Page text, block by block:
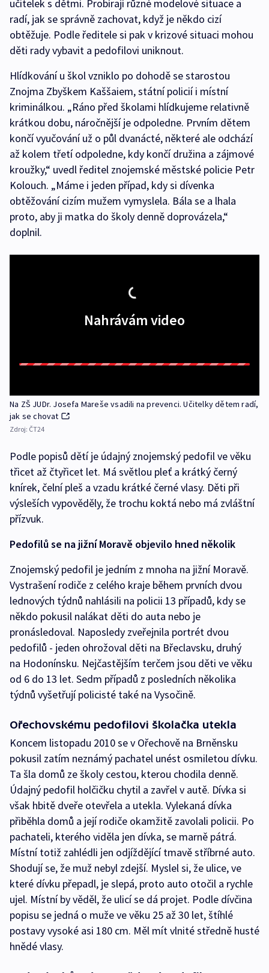
učitelek s dětmi. Probírají různé modelové situace a
radí, jak se správně zachovat, když je někdo cizí
obtěžuje. Podle ředitele si pak v krizové situaci mohou
děti rady vybavit a pedofilovi uniknout.
Hlídkování u škol vzniklo po dohodě se starostou
Znojma Zbyškem Kaššaiem, státní policií i místní
kriminálkou. „Ráno před školami hlídkujeme relativně
krátkou dobu, náročnější je odpoledne. Prvním dětem
končí vyučování už o půl dvanácté, některé ale odchází
až kolem třetí odpoledne, kdy končí družina a zájmové
kroužky,“ uvedl ředitel znojemské městské policie Petr
Kolouch. „Máme i jeden případ, kdy si dívenka
obtěžování cizím mužem vymyslela. Bála se a lhala
proto, aby ji matka do školy denně doprovázela,“
doplnil.
Nahrávám video
Na ZŠ JUDr. Josefa Mareše vsadili na prevenci. Učitelky dětem radí,
jak se chovat
Zdroj: ČT24
Podle popisů dětí je údajný znojemský pedofil ve věku
třicet až čtyřicet let. Má světlou pleť a krátký černý
knírek, čelní pleš a vzadu krátké černé vlasy. Děti při
výsleších vypověděly, že trochu koktá nebo má zvláštní
přízvuk.
Pedofilů se na jižní Moravě objevilo hned několik
Znojemský pedofil je jedním z mnoha na jižní Moravě.
Vystrašení rodiče z celého kraje během prvních dvou
lednových týdnů nahlásili na policii 13 případů, kdy se
někdo pokusil nalákat děti do auta nebo je
pronásledoval. Naposledy zveřejnila portrét dvou
pedofilů - jeden ohrožoval děti na Břeclavsku, druhý
na Hodonínsku. Nejčastějším terčem jsou děti ve věku
od 6 do 13 let. Sedm případů z posledních několika
týdnů vyšetřují policisté také na Vysočině.
Ořechovskému pedofilovi školačka utekla
Koncem listopadu 2010 se v Ořechově na Brněnsku
pokusil zatím neznámý pachatel unést osmiletou dívku.
Ta šla domů ze školy cestou, kterou chodila denně.
Údajný pedofil holčičku chytil a zavřel v autě. Dívka si
však hbitě dveře otevřela a utekla. Vylekaná dívka
přiběhla domů a její rodiče okamžitě zavolali policii. Po
pachateli, kterého viděla jen dívka, se marně pátrá.
Místní totiž zahlédli jen odjíždějící tmavě stříbrné auto.
Shodují se, že muž nebyl zdejší. Myslel si, že ulice, ve
které dívku přepadl, je slepá, proto auto otočil a rychle
ujel. Místní by věděl, že ulicí se dá projet. Podle dívčina
popisu se jedná o muže ve věku 25 až 30 let, štíhlé
postavy vysoké asi 180 cm. Měl mít vlnité středně husté
hnědé vlasy.